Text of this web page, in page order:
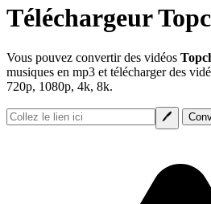
Téléchargeur
Vous pouvez convertir des vidéos
musiques en mp3 et télécharger des
720p, 1080p, 4k, 8k.